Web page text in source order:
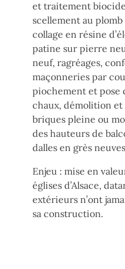
et traitement
scellement au plomb
collage en résine
patine sur pierre
neuf, ragréages,
maçonneries par
piochement et pose
chaux, démolition et
briques pleine ou
des hauteurs de
dalles en grès
Enjeu : mise en
églises d’Alsace,
extérieurs n’ont
sa construction.